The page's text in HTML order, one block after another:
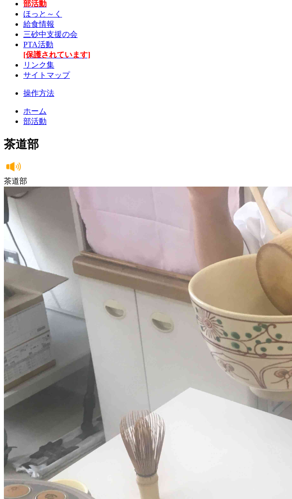
部活動
ほっと～く
給食情報
三砂中支援の会
PTA活動
[保護されています]
リンク集
サイトマップ
操作方法
ホーム
部活動
茶道部
茶道部